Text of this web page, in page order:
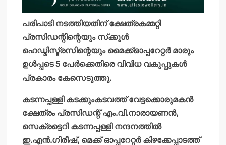
പരിപാടി നടത്തിയതിന് ക്ഷേത്രകമ്മറ്റി
പ്രസിഡന്റിന്റെയും സ്‌ക്കൂള്‍
ഹെഡ്മിസ്ട്രസിന്റെയും മൈക്ക്ഓപ്പറേറ്റര്‍ മാരും
ഉള്‍പ്പടെ 5 പേര്‍ക്കെതിരെ വിവിധ വകുപ്പുകള്‍
പ്രകാരം കേസെടുത്തു.
കടന്നപ്പള്ളി കടക്കുംകടവത്ത് വേട്ടക്കൊരുമകന്‍
ക്ഷേത്രം പ്രസിഡന്റ് എം.വി.നാരായണന്‍,
സെക്രട്ടെറി കടന്നപ്പള്ളി നന്ദനത്തില്‍
ഇ.എന്‍.ഗിരീഷ്, മെക്ക് ഓപ്പറേറ്റര്‍ കിഴക്കേപ്പാടത്ത്